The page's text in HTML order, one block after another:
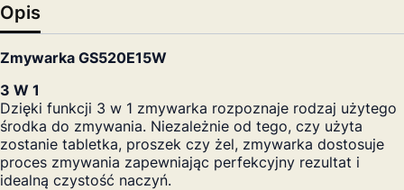
Opis
Zmywarka GS520E15W
3 W 1
Dzięki funkcji 3 w 1 zmywarka rozpoznaje rodzaj użytego
środka do zmywania. Niezależnie od tego, czy użyta
zostanie tabletka, proszek czy żel, zmywarka dostosuje
proces zmywania zapewniając perfekcyjny rezultat i
idealną czystość naczyń.